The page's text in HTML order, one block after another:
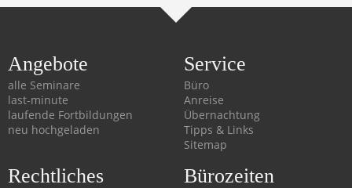
Angebote
alle Seminare
last-minute
laufende Fortbildungen
neu hochgeladen
Service
Büro
Anreise
Übernachtung
Tipps & Links
Sitemap
Rechtliches Bürozeiten